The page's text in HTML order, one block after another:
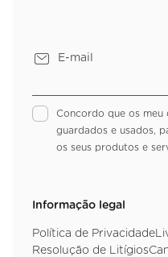
Concordo que os meu
guardados e usados,
os seus produtos e
Informação legal
Política de Privacidade
Resolução de Litígios